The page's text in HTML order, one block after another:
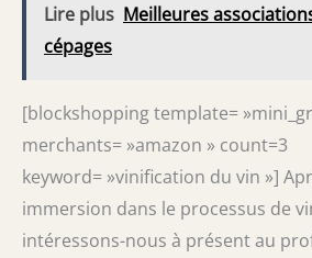
Lire plus Meilleures
cépages
[blockshopping template=
merchants= »amazon » count=3
keyword= »vinification du vin »]
immersion dans le processus de
intéressons-nous à présent au